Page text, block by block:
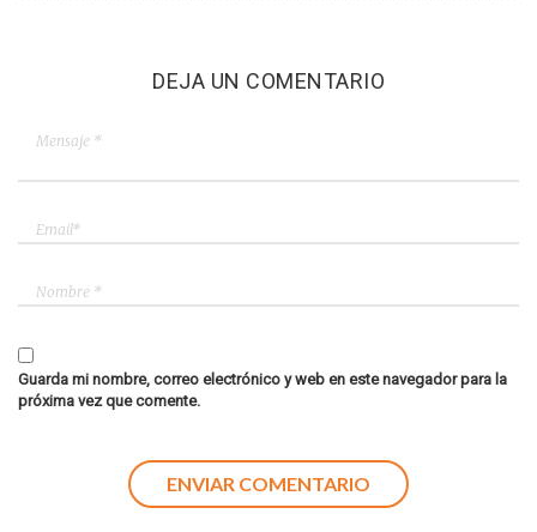
DEJA UN COMENTARIO
Guarda mi nombre, correo electrónico y web en este navegador para la
próxima vez que comente.